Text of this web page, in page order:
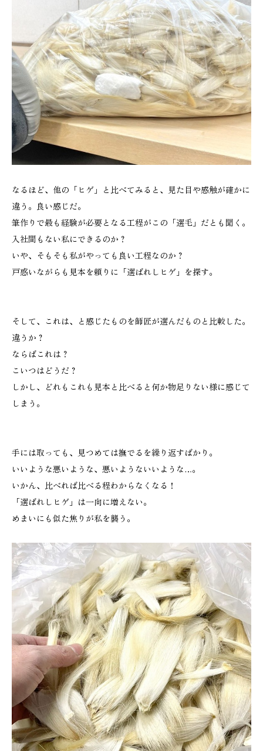
なるほど、他の「ヒゲ」と比べてみると、見た目や感触が確かに
違う。良い感じだ。
筆作りで最も経験が必要となる工程がこの「選毛」だとも聞く。
入社間もない私にできるのか？
いや、そもそも私がやっても良い工程なのか？
戸惑いながらも見本を頼りに「選ばれしヒゲ」を探す。
そして、これは、と感じたものを師匠が選んだものと比較した。
違うか？
ならばこれは？
こいつはどうだ？
しかし、どれもこれも見本と比べると何か物足りない様に感じて
しまう。
手には取っても、見つめては撫でるを繰り返すばかり。
いいような悪いような、悪いようないいような…。
いかん、比べれば比べる程わからなくなる！
「選ばれしヒゲ」は一向に増えない。
めまいにも似た焦りが私を襲う。